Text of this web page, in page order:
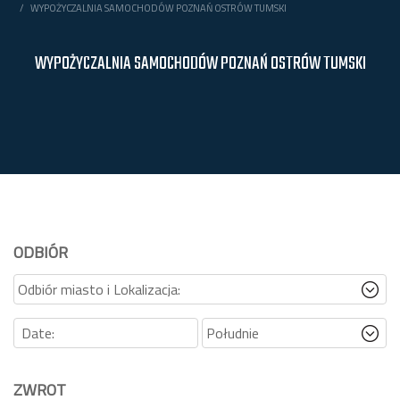
WYPOŻYCZALNIA SAMOCHODÓW POZNAŃ OSTRÓW TUMSKI
WYPOŻYCZALNIA SAMOCHODÓW POZNAŃ OSTRÓW TUMSKI
ODBIÓR
ZWROT